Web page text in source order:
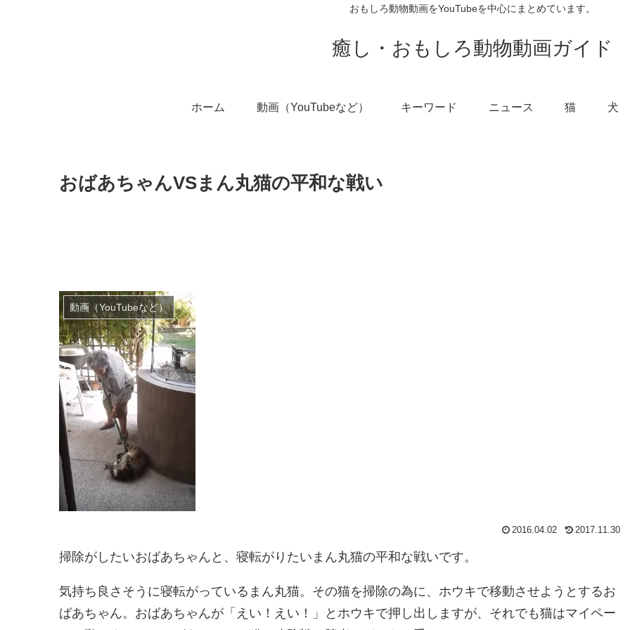
おもしろ動物動画をYouTubeを中心にまとめています。
癒し・おもしろ動物動画ガイド
ホーム 動画（YouTubeなど） キーワード ニュース 猫 犬
おばあちゃんVSまん丸猫の平和な戦い
動画（YouTubeなど）
2016.04.02 2017.11.30
掃除がしたいおばあちゃんと、寝転がりたいまん丸猫の平和な戦いです。
気持ち良さそうに寝転がっているまん丸猫。その猫を掃除の為に、ホウキで移動させようとするお
ばあちゃん。おばあちゃんが「えい！えい！」とホウキで押し出しますが、それでも猫はマイペー